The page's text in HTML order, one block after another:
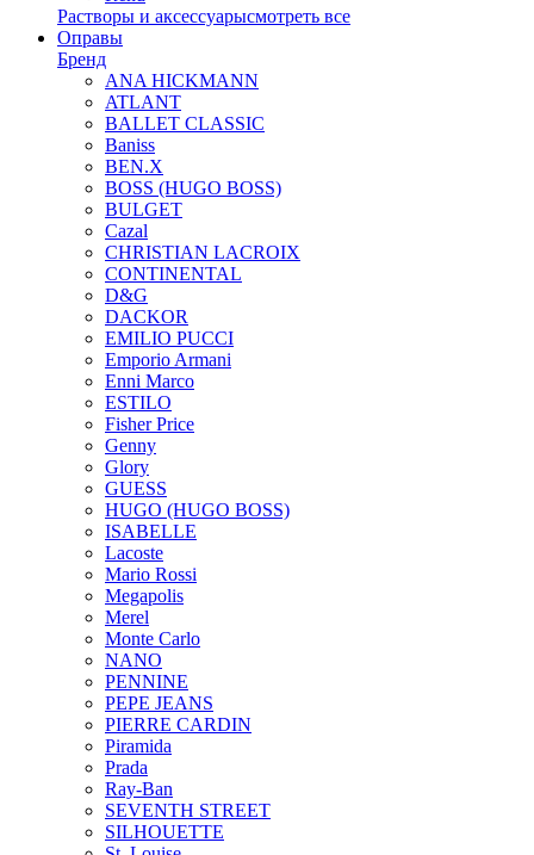
Растворы и аксессуарысмотреть все
Оправы
Бренд
ANA HICKMANN
ATLANT
BALLET CLASSIC
Baniss
BEN.X
BOSS (HUGO BOSS)
BULGET
Cazal
CHRISTIAN LACROIX
CONTINENTAL
D&G
DACKOR
EMILIO PUCCI
Emporio Armani
Enni Marco
ESTILO
Fisher Price
Genny
Glory
GUESS
HUGO (HUGO BOSS)
ISABELLE
Lacoste
Mario Rossi
Megapolis
Merel
Monte Carlo
NANO
PENNINE
PEPE JEANS
PIERRE CARDIN
Piramida
Prada
Ray-Ban
SEVENTH STREET
SILHOUETTE